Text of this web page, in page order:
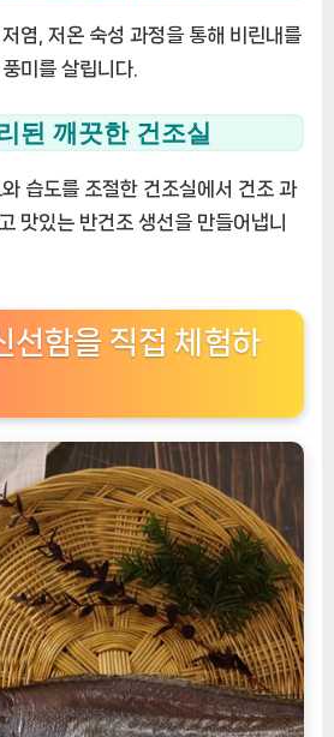
염, 저온 숙성 과정을 통해 비린내를
미를 살립니다.
된 깨끗한 건조실
습도를 조절한 건조실에서 건조 과
맛있는 반건조 생선을 만들어냅니
선함을 직접 체험하